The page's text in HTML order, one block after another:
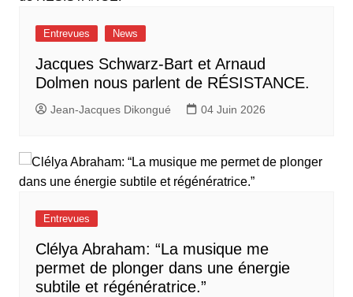
Entrevues News
Jacques Schwarz-Bart et Arnaud
Dolmen nous parlent de RÉSISTANCE.
Jean-Jacques Dikongué 04 Juin 2026
Entrevues
Clélya Abraham: “La musique me
permet de plonger dans une énergie
subtile et régénératrice.”